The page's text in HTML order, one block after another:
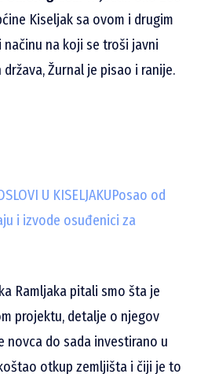
Kiseljak sa ovom i drugim
na koji se troši javni
Žurnal je pisao i ranije.
U KISELJAKUPosao od
i izvode osuđenici za
Ramljaka pitali smo šta je
projektu, detalje o njegov
novca do sada investirano u
otkup zemljišta i čiji je to